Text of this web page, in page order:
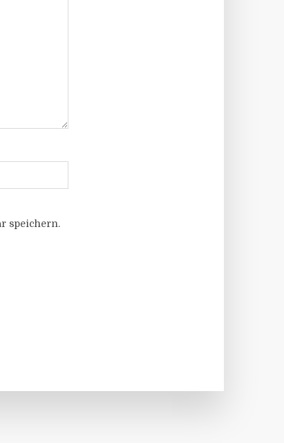
speichern.